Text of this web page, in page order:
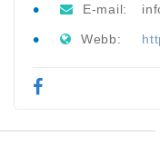
E-mail:
Webb: